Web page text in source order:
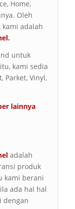
Home,
Oleh
adalah
untuk
kami sedia
Parket, Vinyl,
lainnya
adalah
produk
kami berani
ada hal hal
dengan